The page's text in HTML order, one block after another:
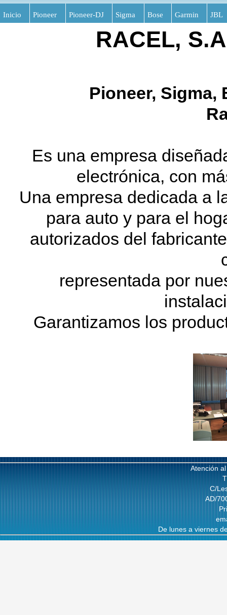
Inicio Pioneer Pioneer-DJ Sigma Bose Garmin JBL
RACEL,
Pioneer, Sigma,
Es una empresa
electrónica, con
Una empresa dedicada a
para auto y para el
autorizados del
representada por
Garantizamos los
Atención
C/
AD/
De lunes a viernes